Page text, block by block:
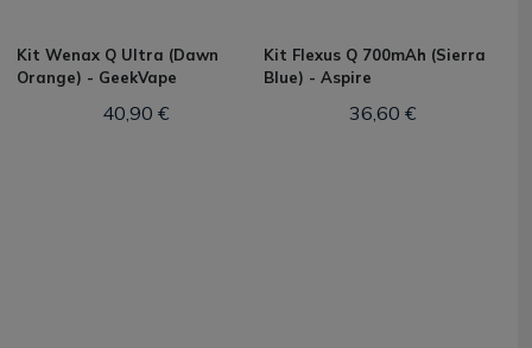
Kit Wenax Q Ultra (Dawn
Orange) - GeekVape
40,90 €
Kit Flexus Q 700mAh (Sierra
Blue) - Aspire
36,60 €